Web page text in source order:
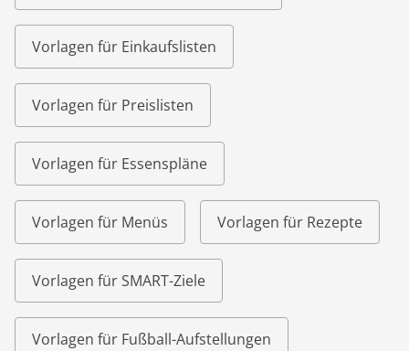
Vorlagen für Einkaufslisten
Vorlagen für Preislisten
Vorlagen für Essenspläne
Vorlagen für Menüs Vorlagen für Rezepte
Vorlagen für SMART-Ziele
Vorlagen für Fußball-Aufstellungen